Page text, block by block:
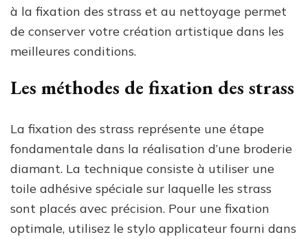
à la fixation des strass et au nettoyage permet
de conserver votre création artistique dans les
meilleures conditions.
Les méthodes de fixation des strass
La fixation des strass représente une étape
fondamentale dans la réalisation d’une broderie
diamant. La technique consiste à utiliser une
toile adhésive spéciale sur laquelle les strass
sont placés avec précision. Pour une fixation
optimale, utilisez le stylo applicateur fourni dans